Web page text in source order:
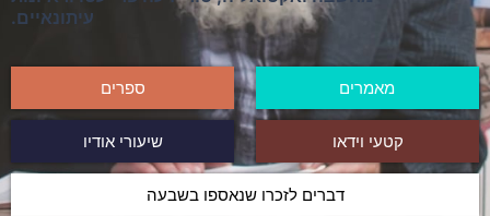
עיתונאיים.
מאמרים ספרים
קטעי וידאו שיעורי אודיו
דברים לזכרו שנאספו בשבעה